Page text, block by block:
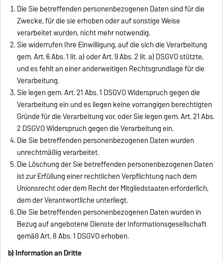
Die Sie betreffenden personenbezogenen Daten sind für die
Zwecke, für die sie erhoben oder auf sonstige Weise
verarbeitet wurden, nicht mehr notwendig.
Sie widerrufen Ihre Einwilligung, auf die sich die Verarbeitung
gem. Art. 6 Abs. 1 lit. a) oder Art. 9 Abs. 2 lit. a) DSGVO stützte,
und es fehlt an einer anderweitigen Rechtsgrundlage für die
Verarbeitung.
Sie legen gem. Art. 21 Abs. 1 DSGVO Widerspruch gegen die
Verarbeitung ein und es liegen keine vorrangigen berechtigten
Gründe für die Verarbeitung vor, oder Sie legen gem. Art. 21 Abs.
2 DSGVO Widerspruch gegen die Verarbeitung ein.
Die Sie betreffenden personenbezogenen Daten wurden
unrechtmäßig verarbeitet.
Die Löschung der Sie betreffenden personenbezogenen Daten
ist zur Erfüllung einer rechtlichen Verpflichtung nach dem
Unionsrecht oder dem Recht der Mitgliedstaaten erforderlich,
dem der Verantwortliche unterliegt.
Die Sie betreffenden personenbezogenen Daten wurden in
Bezug auf angebotene Dienste der Informationsgesellschaft
gemäß Art. 8 Abs. 1 DSGVO erhoben.
b) Information an Dritte